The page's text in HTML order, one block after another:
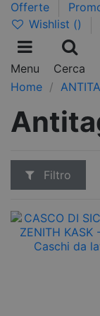
Offerte
Wishlist ()
Menu Cerca
Home
Filtro